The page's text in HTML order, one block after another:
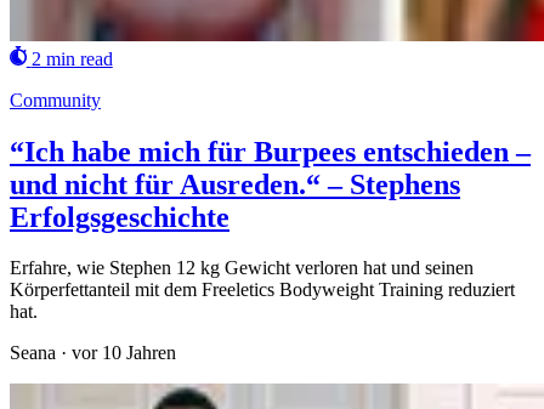
2 min read
Community
“Ich habe mich für Burpees entschieden –
und nicht für Ausreden.“ – Stephens
Erfolgsgeschichte
Erfahre, wie Stephen 12 kg Gewicht verloren hat und seinen
Körperfettanteil mit dem Freeletics Bodyweight Training reduziert
hat.
Seana · vor 10 Jahren